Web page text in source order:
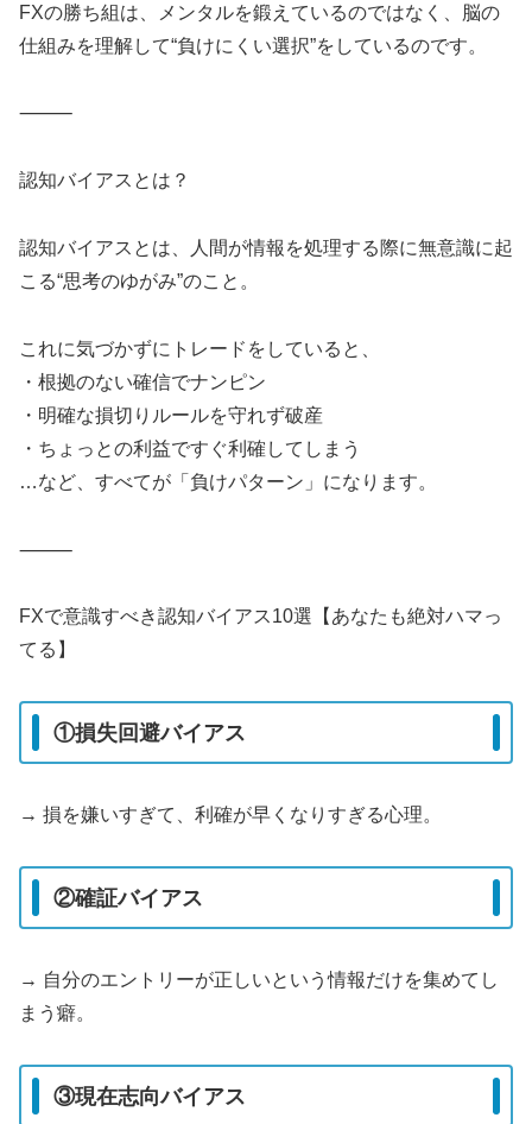
FXの勝ち組は、メンタルを鍛えているのではなく、脳の
仕組みを理解して“負けにくい選択”をしているのです。
⸻
認知バイアスとは？
認知バイアスとは、人間が情報を処理する際に無意識に起
こる“思考のゆがみ”のこと。
これに気づかずにトレードをしていると、
・根拠のない確信でナンピン
・明確な損切りルールを守れず破産
・ちょっとの利益ですぐ利確してしまう
…など、すべてが「負けパターン」になります。
⸻
FXで意識すべき認知バイアス10選【あなたも絶対ハマっ
てる】
①損失回避バイアス
→ 損を嫌いすぎて、利確が早くなりすぎる心理。
②確証バイアス
→ 自分のエントリーが正しいという情報だけを集めてし
まう癖。
③現在志向バイアス